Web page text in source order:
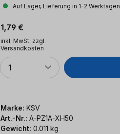
Auf Lager, Lieferung in 1-2 Werktagen
Regulärer Preis:
1,79 €
inkl. MwSt. zzgl.
Versandkosten
Anzahl
1
Marke: KSV
Art.-Nr.: A-PZ1A-XH50
Gewicht: 0.011 kg